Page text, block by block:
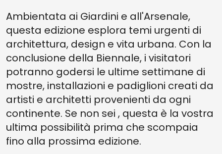
Ambientata ai Giardini e all'Arsenale,
questa edizione esplora temi urgenti di
architettura, design e vita urbana. Con la
conclusione della Biennale, i visitatori
potranno godersi le ultime settimane di
mostre, installazioni e padiglioni creati da
artisti e architetti provenienti da ogni
continente. Se non sei , questa è la vostra
ultima possibilità prima che scompaia
fino alla prossima edizione.